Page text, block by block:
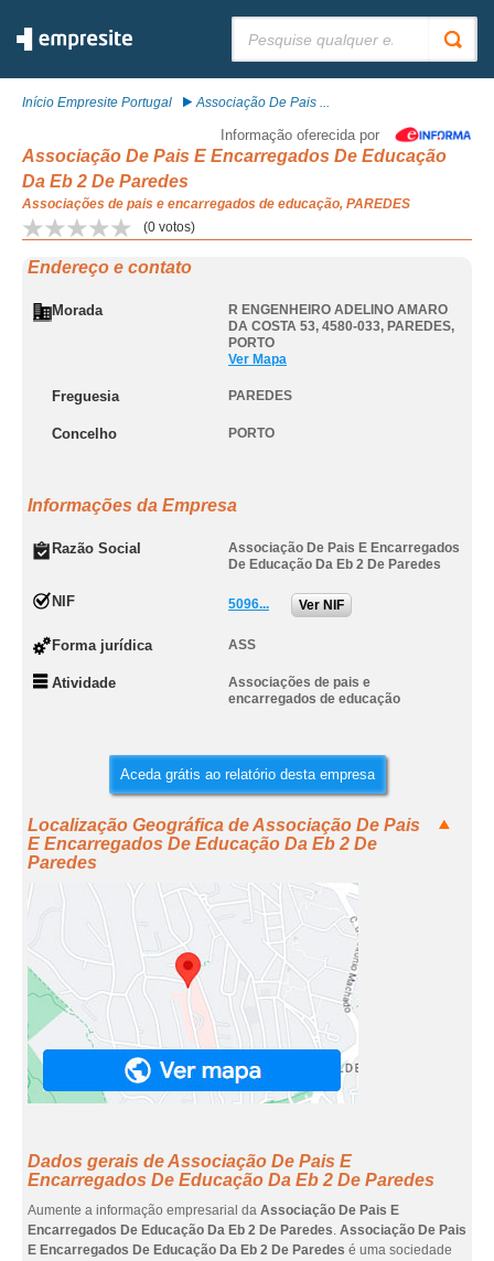
Início Empresite Portugal Associação De Pais ...
Informação oferecida por
Associação De Pais E Encarregados De Educação
Da Eb 2 De Paredes
Associações de pais e encarregados de educação, PAREDES
(0 votos)
Endereço e contato
Morada
R ENGENHEIRO ADELINO AMARO
DA COSTA 53, 4580-033, PAREDES,
PORTO
Ver Mapa
Freguesia PAREDES
Concelho PORTO
Informações da Empresa
Razão Social
Associação De Pais E Encarregados
De Educação Da Eb 2 De Paredes
NIF 5096... Ver NIF
Forma jurídica ASS
Atividade
Associações de pais e
encarregados de educação
Aceda grátis ao relatório desta empresa
Localização Geográfica de Associação De Pais
E Encarregados De Educação Da Eb 2 De
Paredes
Dados gerais de Associação De Pais E
Encarregados De Educação Da Eb 2 De Paredes
Aumente a informação empresarial da Associação De Pais E
Encarregados De Educação Da Eb 2 De Paredes. Associação De Pais
E Encarregados De Educação Da Eb 2 De Paredes é uma sociedade